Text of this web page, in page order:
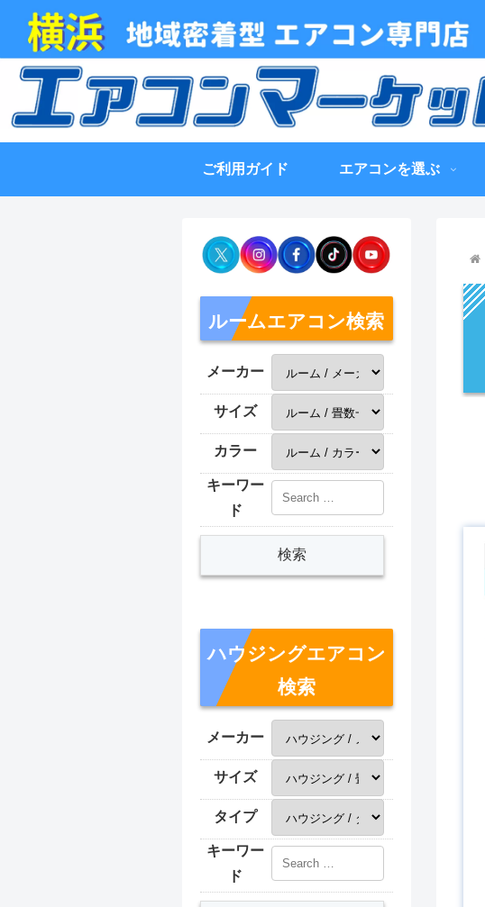
ご利用ガイド エアコンを選ぶ
ルームエアコン検索
メーカー
サイズ
カラー
キーワー
ド
ハウジングエアコン
検索
メーカー
サイズ
タイプ
キーワー
ド